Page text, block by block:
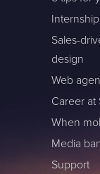
Internship
Sales-
design
Web
Career at
When
Media
Support